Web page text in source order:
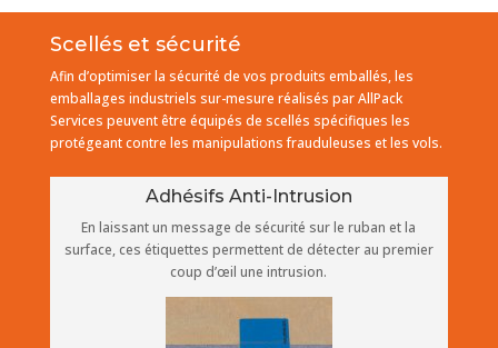
Scellés et sécurité
Afin d’optimiser la sécurité de vos produits emballés, les
emballages industriels sur-mesure réalisés par AllPack
Services peuvent être équipés de scellés spécifiques les
protégeant contre les manipulations frauduleuses et les vols.
Adhésifs Anti-Intrusion
En laissant un message de sécurité sur le ruban et la
surface, ces étiquettes permettent de détecter au premier
coup d’œil une intrusion.